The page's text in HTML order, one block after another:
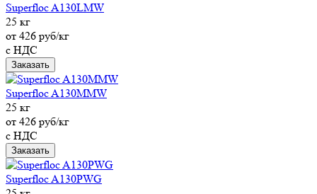
Superfloc A130LMW
25 кг
от 426 руб/кг
с НДС
Заказать
Superfloc A130MMW
25 кг
от 426 руб/кг
с НДС
Заказать
Superfloc A130PWG